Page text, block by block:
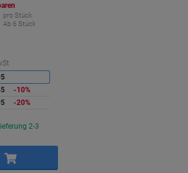
pro Stück
Ab 6 Stück
-10%
-20%
2-3